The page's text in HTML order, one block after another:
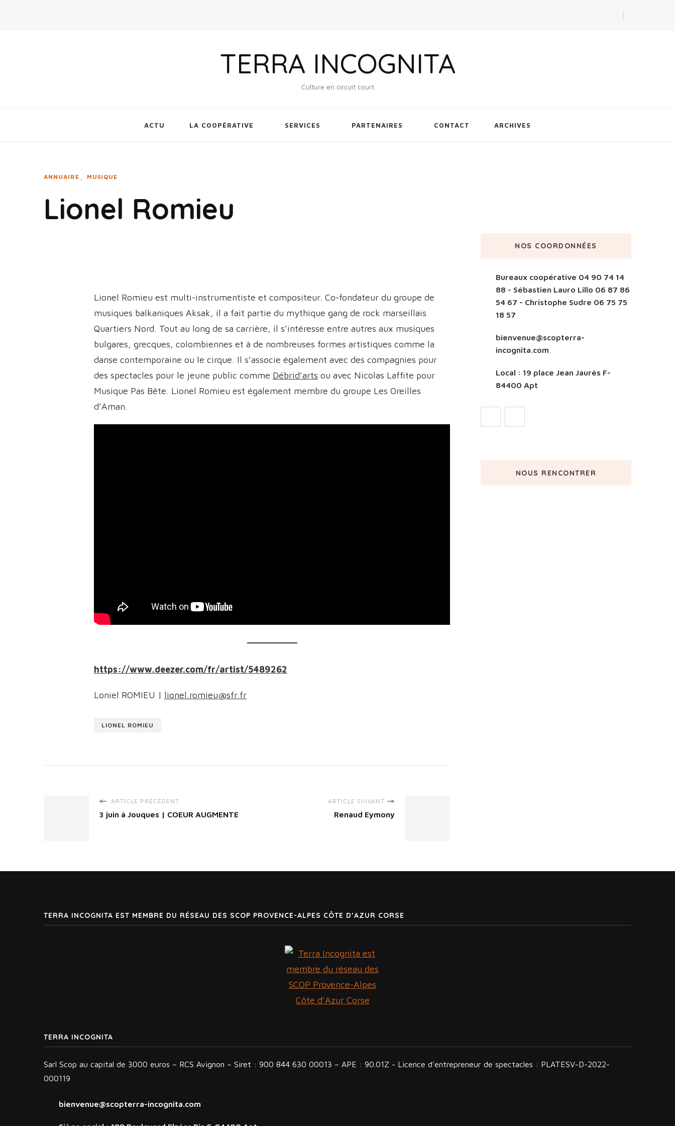
TERRA INCOGNITA
Culture en circuit court
ACTU LA COOPÉRATIVE SERVICES PARTENAIRES CONTACT ARCHIVES
ANNUAIRE MUSIQUE
Lionel Romieu
Lionel Romieu est multi-instrumentiste et compositeur. Co-fondateur du groupe de
musiques balkaniques Aksak, il a fait partie du mythique gang de rock marseillais
Quartiers Nord. Tout au long de sa carrière, il s’intéresse entre autres aux musiques
bulgares, grecques, colombiennes et à de nombreuses formes artistiques comme la
danse contemporaine ou le cirque. Il s’associe également avec des compagnies pour
des spectacles pour le jeune public comme Débrid’arts ou avec Nicolas Laffite pour
Musique Pas Bête. Lionel Romieu est également membre du groupe Les Oreilles
d’Aman.
https://www.deezer.com/fr/artist/5489262
Loniel ROMIEU | lionel.romieu@sfr.fr
LIONEL ROMIEU
ARTICLE PRÉCÉDENT
3 juin à Jouques | COEUR AUGMENTE
ARTICLE SUIVANT
Renaud Eymony
NOS COORDONNÉES
Bureaux coopérative 04 90 74 14
88 - Sébastien Lauro Lillo 06 87 86
54 67 - Christophe Sudre 06 75 75
18 57
bienvenue@scopterra-
incognita.com
Local : 19 place Jean Jaurès F-
84400 Apt
NOUS RENCONTRER
TERRA INCOGNITA EST MEMBRE DU RÉSEAU DES SCOP PROVENCE-ALPES CÔTE D’AZUR CORSE
TERRA INCOGNITA
Sarl Scop au capital de 3000 euros – RCS Avignon – Siret : 900 844 630 00013 – APE : 90.01Z - Licence d'entrepreneur de spectacles : PLATESV-D-2022-
000119
bienvenue@scopterra-incognita.com